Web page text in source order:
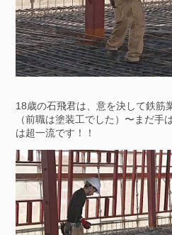
18歳の石飛君は、意を決して鉄筋
（前職は塗装工でした）〜まだ手
は超一流です！！